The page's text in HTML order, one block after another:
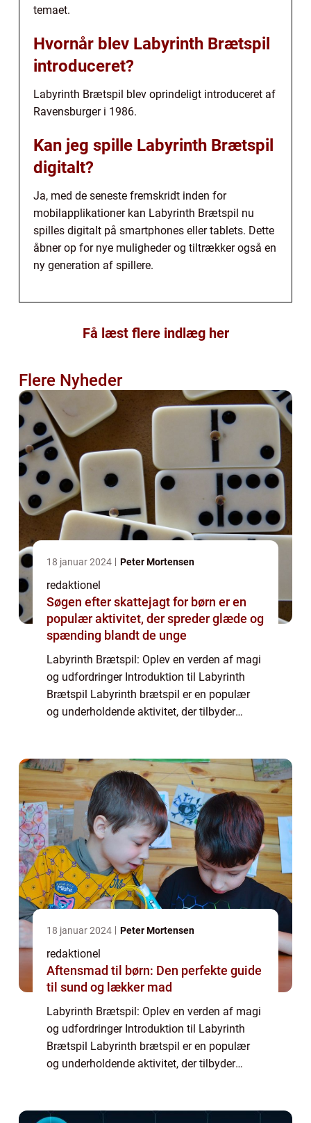
temaet.
Hvornår blev Labyrinth Brætspil
introduceret?
Labyrinth Brætspil blev oprindeligt introduceret af
Ravensburger i 1986.
Kan jeg spille Labyrinth Brætspil
digitalt?
Ja, med de seneste fremskridt inden for
mobilapplikationer kan Labyrinth Brætspil nu
spilles digitalt på smartphones eller tablets. Dette
åbner op for nye muligheder og tiltrækker også en
ny generation af spillere.
Få læst flere indlæg her
Flere Nyheder
18 januar 2024 Peter Mortensen
redaktionel
Søgen efter skattejagt for børn er en
populær aktivitet, der spreder glæde og
spænding blandt de unge
Labyrinth Brætspil: Oplev en verden af magi
og udfordringer Introduktion til Labyrinth
Brætspil Labyrinth brætspil er en populær
og underholdende aktivitet, der tilbyder
18 januar 2024 Peter Mortensen
redaktionel
Aftensmad til børn: Den perfekte guide
til sund og lækker mad
Labyrinth Brætspil: Oplev en verden af magi
og udfordringer Introduktion til Labyrinth
Brætspil Labyrinth brætspil er en populær
og underholdende aktivitet, der tilbyder